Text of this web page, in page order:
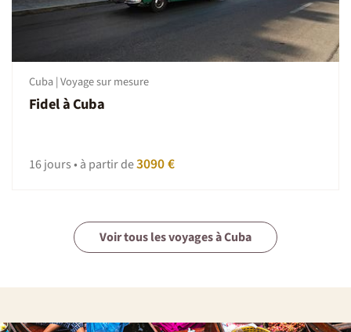
Cuba | Voyage sur mesure
Fidel à Cuba
16 jours • à partir de3090 €
Voir tous les voyages à Cuba